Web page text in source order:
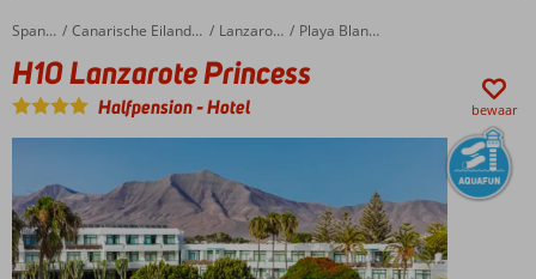
Home Spanje Canarische Eilanden Lanzarote Playa Blanca
H10 Lanzarote Princess
H10 Lanzarote Princess
Halfpension-Hotel bewaar